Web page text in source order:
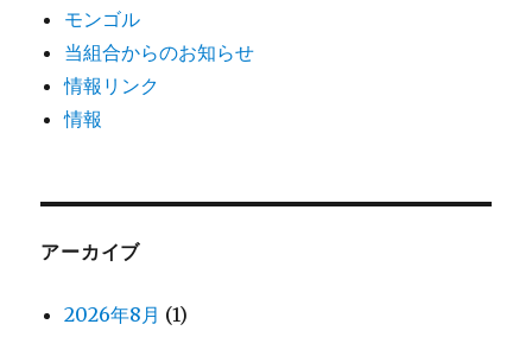
モンゴル
当組合からのお知らせ
情報リンク
情報
アーカイブ
2026年8月 (1)